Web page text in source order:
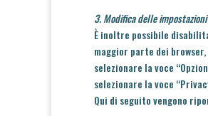
3. Modifica delle
È inoltre possibile
maggior parte dei
selezionare la voce
selezionare la voce
Qui di seguito vengono